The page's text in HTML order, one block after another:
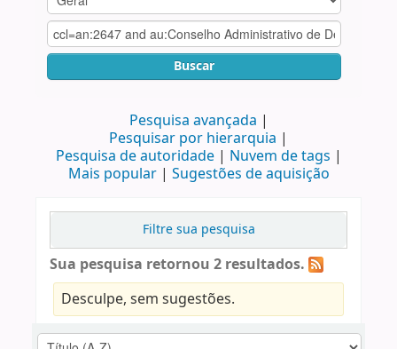
Buscar
Pesquisa avançada
Pesquisar por hierarquia
Pesquisa de autoridade
Nuvem de tags
Mais popular
Sugestões de aquisição
Filtre sua pesquisa
Sua pesquisa retornou 2 resultados.
Desculpe, sem sugestões.